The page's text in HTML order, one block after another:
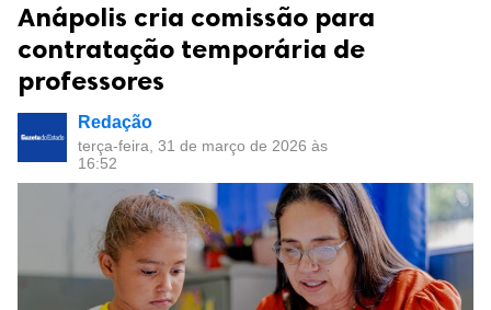
Anápolis cria comissão para
contratação temporária de
professores
Redação
terça-feira, 31 de março de 2026 às
16:52